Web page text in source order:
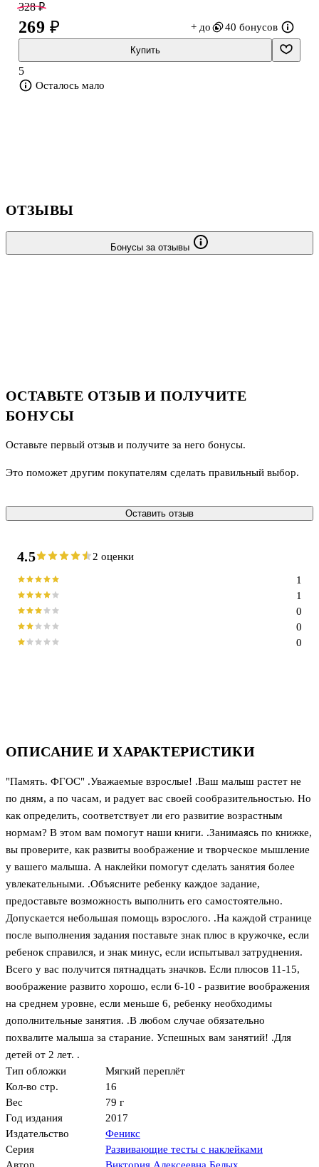
Допускается небольшая помощь взрослого. .На каждой странице
после выполнения задания поставьте знак плюс в кружочке, если
ребенок справился, и знак минус, если испытывал затруднения.
Всего у вас получится пятнадцать значков. Если плюсов 1
328 ₽
269 ₽ + до 40 бонусов
Купить
5
Осталось мало
ОПИСАНИЕ И ХАРАКТЕРИСТИКИ
"Память. ФГОС" .Уважаемые взрослые! .Ваш малыш растет не
по дням, а по часам, и радует вас своей сообразительностью. Но
как определить, соответствует ли его развитие возрастным
нормам? В этом вам помогут наши книги. .Занимаясь по книжке,
вы проверите, как развиты воображение и творческое мышление
у вашего малыша. А наклейки помогут сделать занятия более
увлекательными. .Объясните ребенку каждое задание,
предоставьте возможность выполнить его самостоятельно.
Допускается небольшая помощь взрослого. .На каждой странице
после выполнения задания поставьте знак плюс в кружочке, если
ребенок справился, и знак минус, если испытывал затруднения.
Всего у вас получится пятнадцать значков. Если плюсов 11-15,
воображение развито хорошо, если 6-10 - развитие воображения
на среднем уровне, если меньше 6, ребенку необходимы
дополнительные занятия. .В любом случае обязательно
похвалите малыша за старание. Успешных вам занятий! .Для
детей от 2 лет. .
Тип обложки
Мягкий переплёт
Кол-во стр.
16
Вес
79 г
Год издания
2017
Издательство
Феникс
Серия
Развивающие тесты с наклейками
ОТЗЫВЫ
Бонусы за отзывы
ОСТАВЬТЕ ОТЗЫВ И ПОЛУЧИТЕ
БОНУСЫ
Оставьте первый отзыв и получите за него бонусы.
Это поможет другим покупателям сделать правильный выбор.
Оставить отзыв
4.5 2 оценки
0
0
0
1
1